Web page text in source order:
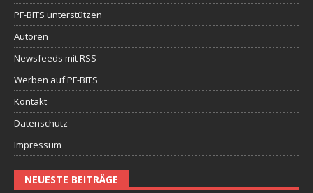
PF-BITS unterstützen
Autoren
Newsfeeds mit RSS
Werben auf PF-BITS
Kontakt
Datenschutz
Impressum
NEUESTE BEITRÄGE